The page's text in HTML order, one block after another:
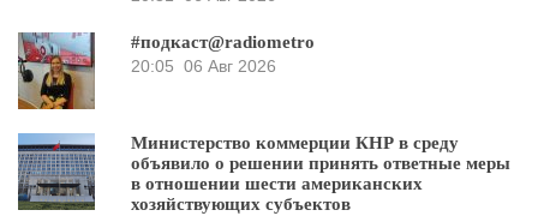
#подкаст@radiometro
20:05 06 Авг 2026
Министерство коммерции КНР в среду
объявило о решении принять ответные меры
в отношении шести американских
хозяйствующих субъектов